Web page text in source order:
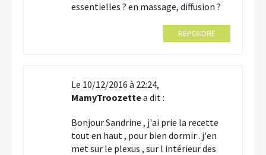
essentielles ? en massage, diffusion ?
RÉPONDRE
Le 10/12/2016 à 22:24,
MamyTroozettea dit :
Bonjour Sandrine , j'ai prie la recette
tout en haut , pour bien dormir . j'en
met sur le plexus , sur l intérieur des